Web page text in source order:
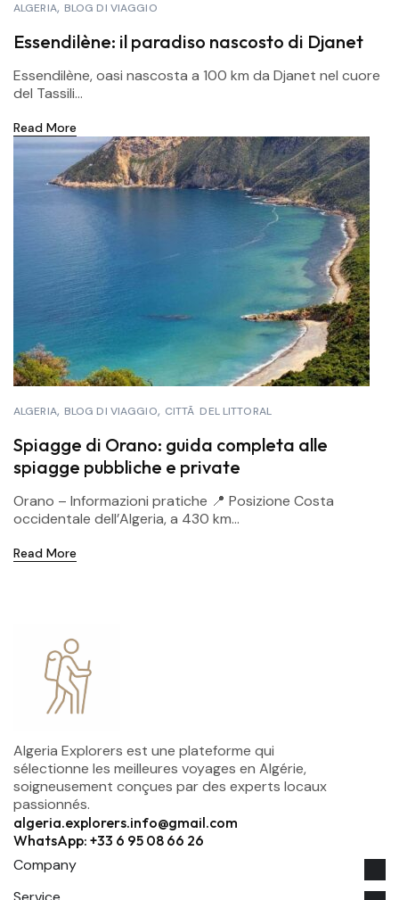
ALGERIA BLOG DI VIAGGIO
Essendilène: il paradiso nascosto di Djanet
Essendilène, oasi nascosta a 100 km da Djanet nel cuore
del Tassili...
Read More
ALGERIA BLOG DI VIAGGIO CITTÃ DEL LITTORAL
Spiagge di Orano: guida completa alle
spiagge pubbliche e private
Orano – Informazioni pratiche 📍 Posizione Costa
occidentale dell’Algeria, a 430 km...
Read More
Algeria Explorers est une plateforme qui
sélectionne les meilleures voyages en Algérie,
soigneusement conçues par des experts locaux
passionnés.
algeria.explorers.info@gmail.com
WhatsApp: +33 6 95 08 66 26
Company